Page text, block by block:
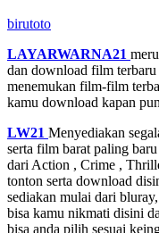
birutoto
LAYARWARNA21
dan download film
menemukan film-film
kamu download kapan
LW21 Menyediakan
serta film barat paling
dari Action , Crime ,
tonton serta download
sediakan mulai dari
bisa kamu nikmati disini
bisa anda pilih sesuai